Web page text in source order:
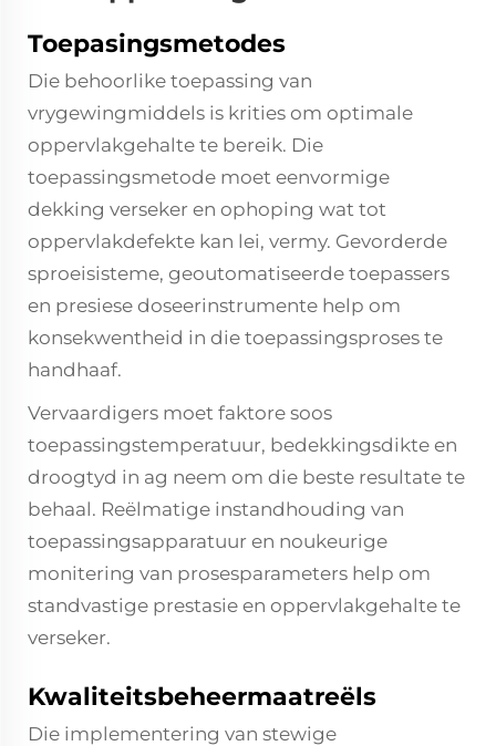
Toepasingsmetodes
Die behoorlike toepassing van
vrygewingmiddels is krities om optimale
oppervlakgehalte te bereik. Die
toepassingsmetode moet eenvormige
dekking verseker en ophoping wat tot
oppervlakdefekte kan lei, vermy. Gevorderde
sproeisisteme, geoutomatiseerde toepassers
en presiese doseerinstrumente help om
konsekwentheid in die toepassingsproses te
handhaaf.
Vervaardigers moet faktore soos
toepassingstemperatuur, bedekkingsdikte en
droogtyd in ag neem om die beste resultate te
behaal. Reëlmatige instandhouding van
toepassingsapparatuur en noukeurige
monitering van prosesparameters help om
standvastige prestasie en oppervlakgehalte te
verseker.
Kwaliteitsbeheermaatreëls
Die implementering van stewige